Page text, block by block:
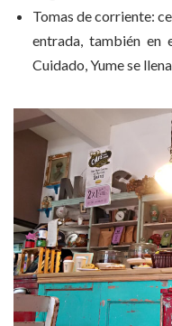
Tomas de corriente:
entrada, también en
Cuidado, Yume se